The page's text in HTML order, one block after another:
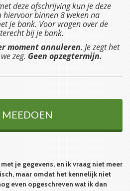
deze afschrijving kun je deze
hiervoor binnen 8 weken na
je bank. Voor vragen over de
bij je bank.
moment annuleren. Je zegt het
zeg. Geen opzegtermijn.
je gegevens, en ik vraag niet meer
maar omdat het kennelijk niet
even opgeschreven wat ik dan